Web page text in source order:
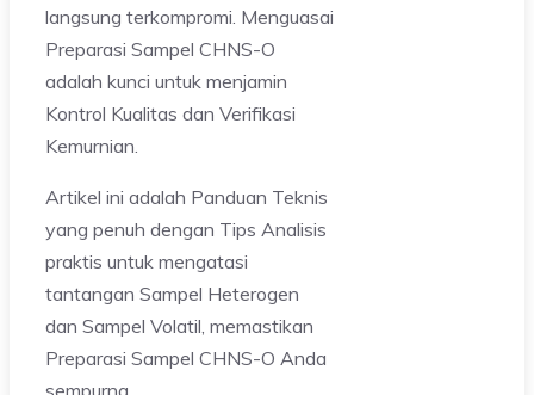
langsung terkompromi. Menguasai
Preparasi Sampel CHNS-O
adalah kunci untuk menjamin
Kontrol Kualitas dan Verifikasi
Kemurnian.
Artikel ini adalah Panduan Teknis
yang penuh dengan Tips Analisis
praktis untuk mengatasi
tantangan Sampel Heterogen
dan Sampel Volatil, memastikan
Preparasi Sampel CHNS-O Anda